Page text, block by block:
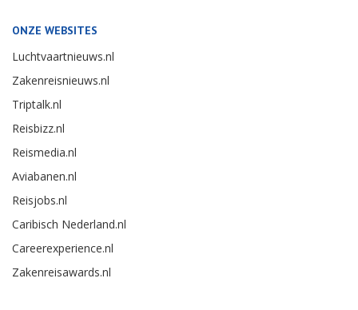
ONZE WEBSITES
Luchtvaartnieuws.nl
Zakenreisnieuws.nl
Triptalk.nl
Reisbizz.nl
Reismedia.nl
Aviabanen.nl
Reisjobs.nl
Caribisch Nederland.nl
Careerexperience.nl
Zakenreisawards.nl